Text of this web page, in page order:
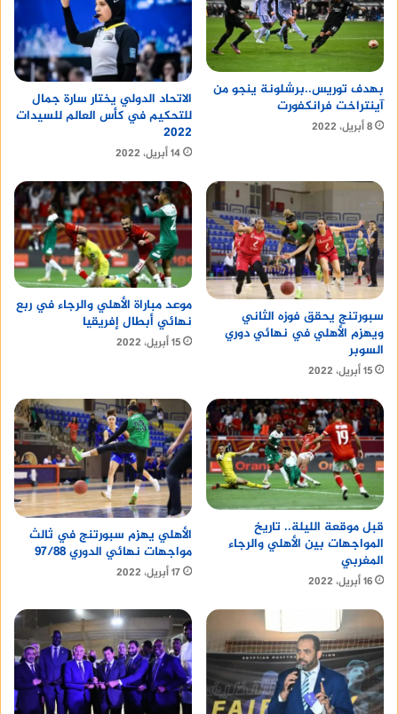
بهدف توريس..برشلونة ينجو من
آينتراخت فرانكفورت
8 أبريل، 2022
الاتحاد الدولي يختار سارة جمال
للتحكيم في كأس العالم للسيدات
2022
14 أبريل، 2022
سبورتنج يحقق فوزه الثاني
ويهزم الأهلي في نهائي دوري
السوبر
15 أبريل، 2022
موعد مباراة الأهلي والرجاء في ربع
نهائي أبطال إفريقيا
15 أبريل، 2022
قبل موقعة الليلة.. تاريخ
المواجهات بين الأهلي والرجاء
المغربي
16 أبريل، 2022
الأهلي يهزم سبورتنج في ثالث
مواجهات نهائي الدوري 97/88
17 أبريل، 2022